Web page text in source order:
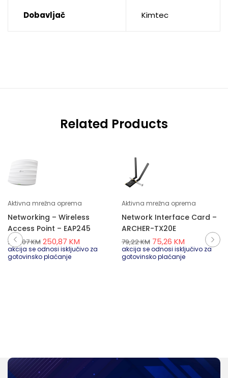
Dobavljač Kimtec
Related Products
Aktivna mrežna oprema
Networking – Wireless
Access Point – EAP245
264,07KM 250,87 KM
akcija se odnosi isključivo za
gotovinsko plaćanje
Aktivna mrežna oprema
Network Interface Card –
ARCHER-TX20E
79,22KM 75,26 KM
akcija se odnosi isključivo za
gotovinsko plaćanje